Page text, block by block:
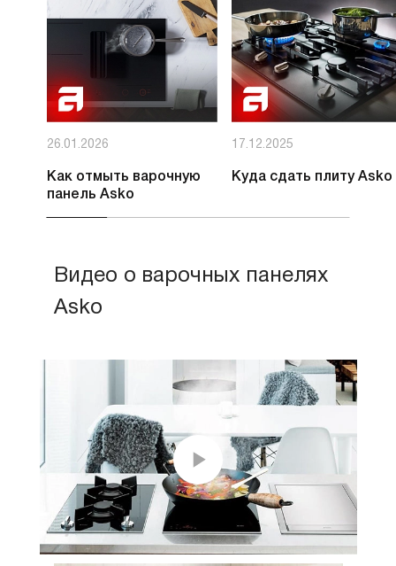
26.01.2026
Как отмыть варочную
панель Asko
17.12.2025
Куда сдать плиту Asko
Видео о варочных панелях
Asko